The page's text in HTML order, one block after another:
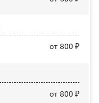
от 800 ₽
от 800 ₽